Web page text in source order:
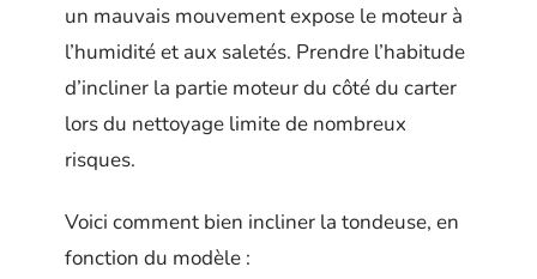
un mauvais mouvement expose le moteur à
l’humidité et aux saletés. Prendre l’habitude
d’incliner la partie moteur du côté du carter
lors du nettoyage limite de nombreux
risques.
Voici comment bien incliner la tondeuse, en
fonction du modèle :